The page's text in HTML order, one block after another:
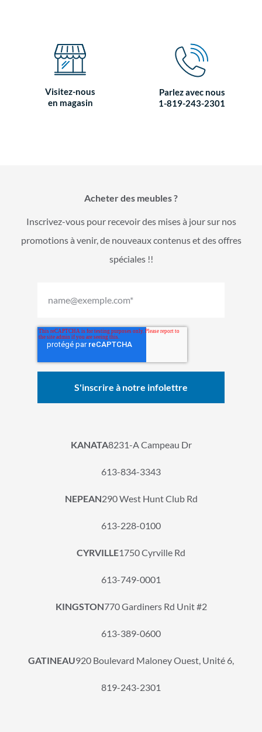
Visitez-nous
en magasin
Parlez avec nous
1-819-243-2301
Acheter des meubles ?
Inscrivez-vous pour recevoir des mises à jour sur nos
promotions à venir, de nouveaux contenus et des offres
spéciales !!
KANATA8231-A Campeau Dr
613-834-3343
NEPEAN290 West Hunt Club Rd
613-228-0100
CYRVILLE1750 Cyrville Rd
613-749-0001
KINGSTON770 Gardiners Rd Unit #2
613-389-0600
GATINEAU920 Boulevard Maloney Ouest, Unité 6,
819-243-2301